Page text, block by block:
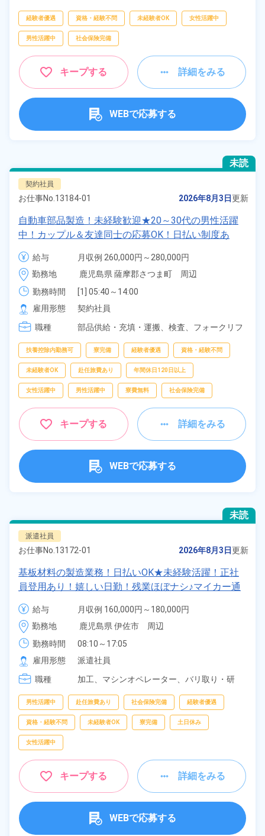
経験者優遇 資格・経験不問 未経験者OK 女性活躍中
男性活躍中 社会保険完備
キープする 詳細をみる
WEBで応募する
未読
契約社員
お仕事No. 13184-01 2026年8月3日更新
自動車部品製造！未経験歓迎★20～30代の男性活躍
中！カップル＆友達同士の応募OK！日払い制度あ
り！生活支援物資事前対応可◎食堂利用可！マイカー
通勤OK！無料駐車場完備！《鹿児島県薩摩郡さつま
町》
給与
月収例 260,000円～280,000円
時給 1,300円～1,300円
勤務地
鹿児島県 薩摩郡さつま町　周辺
勤務時間
[1] 05:40～14:00
[2] 13:40～22:00
[3] 21:40～06:00
[4] 08:30～17:15
雇用形態
契約社員
職種
部品供給・充填・運搬、 検査、 フォークリフ
扶養控除内勤務可 寮完備 経験者優遇 資格・経験不問
未経験者OK 赴任旅費あり 年間休日120日以上
女性活躍中 男性活躍中 寮費無料 社会保険完備
キープする 詳細をみる
WEBで応募する
未読
派遣社員
お仕事No. 13172-01 2026年8月3日更新
基板材料の製造業務！日払いOK★未経験活躍！正社
員登用あり！嬉しい日勤！残業ほぼナシ♪マイカー通
勤OK◎住み込み・新生活も安心！必要な食料を事前
に準備できます★《鹿児島県伊佐市》
給与
月収例 160,000円～180,000円
時給 1,100円～1,100円
勤務地
鹿児島県 伊佐市　周辺
勤務時間
08:10～17:05
雇用形態
派遣社員
職種
加工、 マシンオペレーター、 バリ取り・研
男性活躍中 赴任旅費あり 社会保険完備 経験者優遇
資格・経験不問 未経験者OK 寮完備 土日休み
女性活躍中
キープする 詳細をみる
WEBで応募する